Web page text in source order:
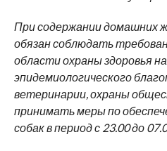
При содержании домашних
обязан соблюдать
области охраны здоровья
эпидемиологического
ветеринарии, охраны
принимать меры по
собак в период с 23.00 до